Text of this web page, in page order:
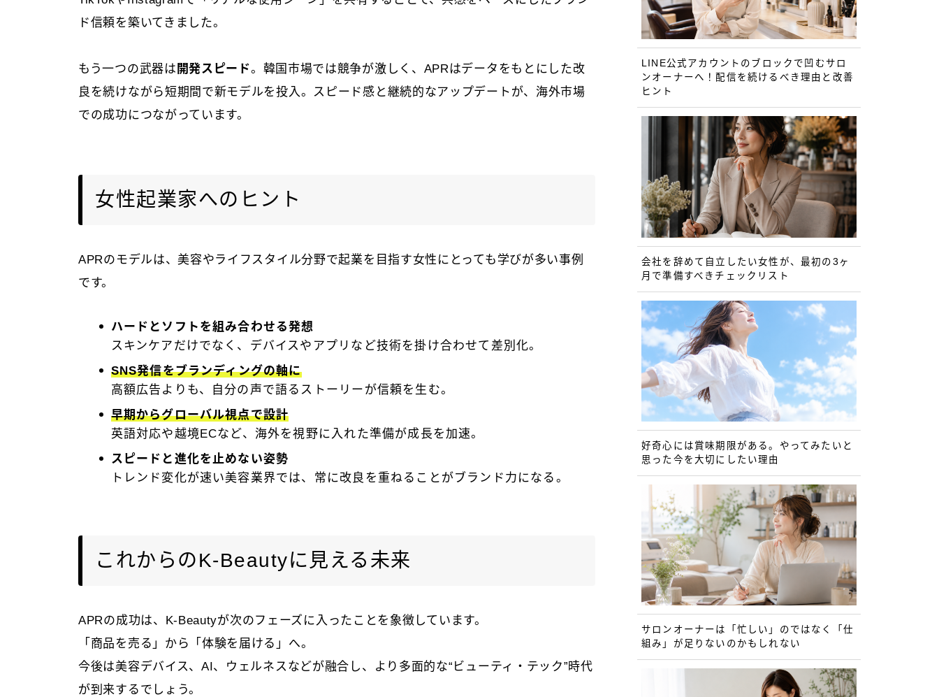
ド信頼を築いてきました。
もう一つの武器は 開発スピード。韓国市場では競争が激しく、APRはデータをもとにした改
良を続けながら短期間で新モデルを投入。スピード感と継続的なアップデートが、海外市場
での成功につながっています。
女性起業家へのヒント
APRのモデルは、美容やライフスタイル分野で起業を目指す女性にとっても学びが多い事例
です。
ハードとソフトを組み合わせる発想
スキンケアだけでなく、デバイスやアプリなど技術を掛け合わせて差別化。
SNS発信をブランディングの軸に
高額広告よりも、自分の声で語るストーリーが信頼を生む。
早期からグローバル視点で設計
英語対応や越境ECなど、海外を視野に入れた準備が成長を加速。
スピードと進化を止めない姿勢
トレンド変化が速い美容業界では、常に改良を重ねることがブランド力になる。
これからのK-Beautyに見える未来
APRの成功は、K-Beautyが次のフェーズに入ったことを象徴しています。
「商品を売る」から「体験を届ける」へ。
今後は美容デバイス、AI、ウェルネスなどが融合し、より多面的な“ビューティ・テック”時代
が到来するでしょう。
LINE公式アカウントのブロックで凹むサロ
ンオーナーへ！配信を続けるべき理由と改善
ヒント
会社を辞めて自立したい女性が、最初の3ヶ
月で準備すべきチェックリスト
好奇心には賞味期限がある。やってみたいと
思った今を大切にしたい理由
サロンオーナーは「忙しい」のではなく「仕
組み」が足りないのかもしれない